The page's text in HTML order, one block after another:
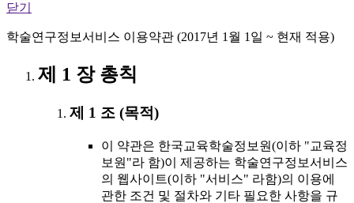
닫기
학술연구정보서비스 이용약관 (2017년 1월 1일 ~ 현재 적용)
제 1 장 총칙
제 1 조 (목적)
이 약관은 한국교육학술정보원(이하 "교육정
보원"라 함)이 제공하는 학술연구정보서비스
의 웹사이트(이하 "서비스" 라함)의 이용에
관한 조건 및 절차와 기타 필요한 사항을 규